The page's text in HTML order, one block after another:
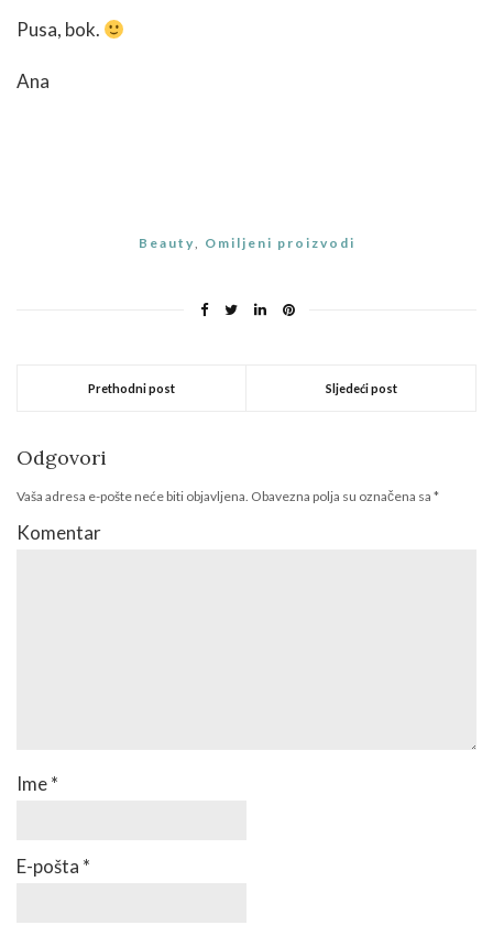
Pusa, bok.
Ana
Beauty, Omiljeni proizvodi
Prethodni post Sljedeći post
Odgovori
Vaša adresa e-pošte neće biti objavljena. Obavezna polja su označena sa *
Komentar
Ime*
E-pošta *